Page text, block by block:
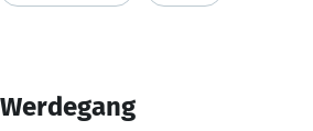
Werdegang